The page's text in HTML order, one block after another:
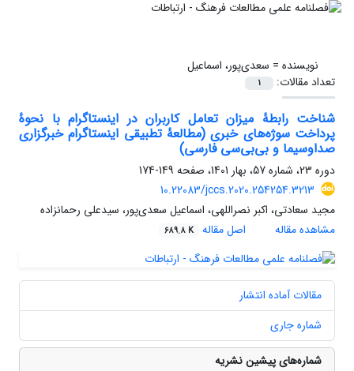
نویسنده = سعدی‌پور، اسماعیل
تعداد مقالات:
1
شناخت رابطۀ میزان تعامل کاربران در اینستاگرام با نحوۀ
پرداخت سوژه‌های خبری (مطالعۀ تطبیقی اینستاگرام خبرگزاری
صداوسیما و بی‌بی‌سی فارسی)
دوره 23، شماره 57، بهار 1401، صفحه
149-174
10.22083/jccs.2020.254254.3213
مجید سعادتی، اکبر نصراللهی، اسماعیل سعدی‌پور، سیدعلی رحمانزاده
مشاهده مقاله
اصل مقاله 689.8 K
مقالات آماده انتشار
شماره جاری
شماره‌های پیشین نشریه